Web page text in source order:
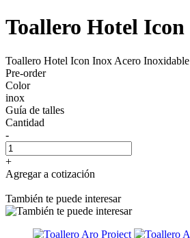
Toallero Hotel Icon
Toallero Hotel Icon Inox Acero Inoxidable
Pre-order
Color
inox
Guía de talles
Cantidad
-
+
Agregar a cotización
También te puede interesar